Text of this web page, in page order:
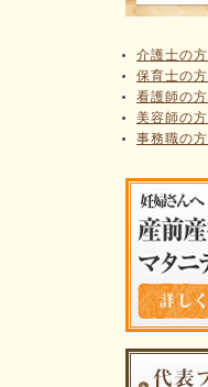
介護士の方
保育士の方
看護師の方
美容師の方
事務職の方